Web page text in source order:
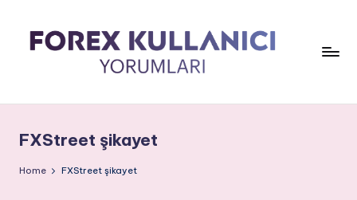
FXStreet şikayet
Home FXStreet şikayet